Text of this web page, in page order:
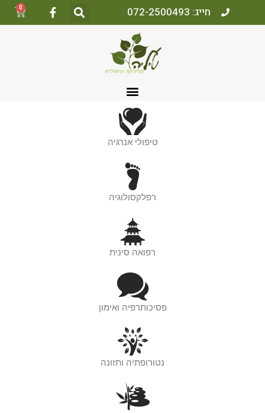
חייג: 072-2500493 0
טיפולי אנרגיה
רפלקסולוגיה
רפואה סינית
פסיכותרפיה ואימון
נטורופתיה ותזונה